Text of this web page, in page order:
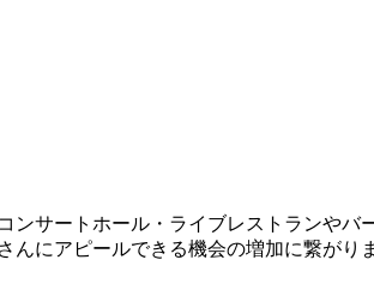
サートホール・ライブレストランや
にアピールできる機会の増加に繋がり